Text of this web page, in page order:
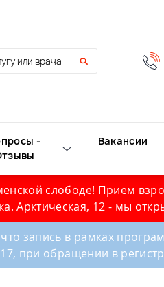
-
Вакансии
слободе! Прием
Арктическая, 12 - мы
запись в рамках
при обращении в